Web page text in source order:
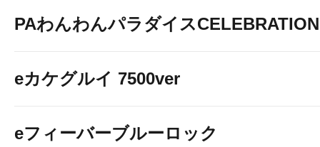
PAわんわんパラダイスCELEBRATION
eカケグルイ 7500ver
eフィーバーブルーロック